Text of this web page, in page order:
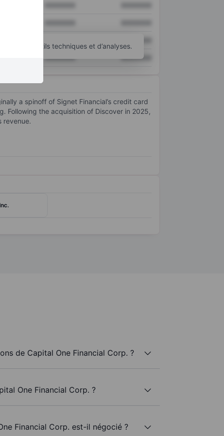
XXXXXXX XXXXXXX
d’autres outils techniques et d’analyses.
a spinoff of Signet Financial’s credit card
Following the acquisition of Discover in 2025,
revenue.
de Capital One Financial Corp. ?
One Financial Corp. ?
Financial Corp. est-il négocié ?